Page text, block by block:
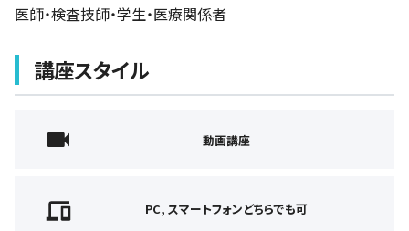
医師・検査技師・学生・医療関係者
講座スタイル
動画講座
PC, スマートフォンどちらでも可